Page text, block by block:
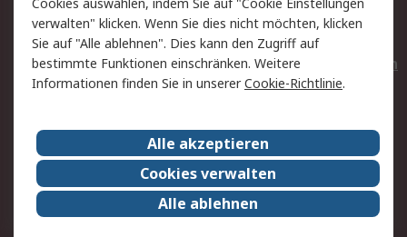
Cookie-Richtlinie
Zahlungsbedingungen
Copyright/Impressum
Entsorgung
Elektrogeräte/Batterien
RS weltweit
Karriere bei RS
Nachhaltigkeit
Qualität/Umwelt/ZertifikatePresse-Center
Event-Center
verwalten" klicken. Wenn Sie dies nicht möchten, klicken
Sie auf "Alle ablehnen". Dies kann den Zugriff auf
bestimmte Funktionen einschränken. Weitere
Informationen finden Sie in unsererCookie-Richtlinie.
Alle akzeptieren
Cookies verwalten
Alle ablehnen